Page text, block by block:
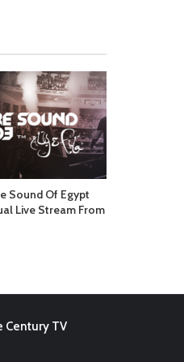
Sound Of Egypt
Live Stream From
Century TV